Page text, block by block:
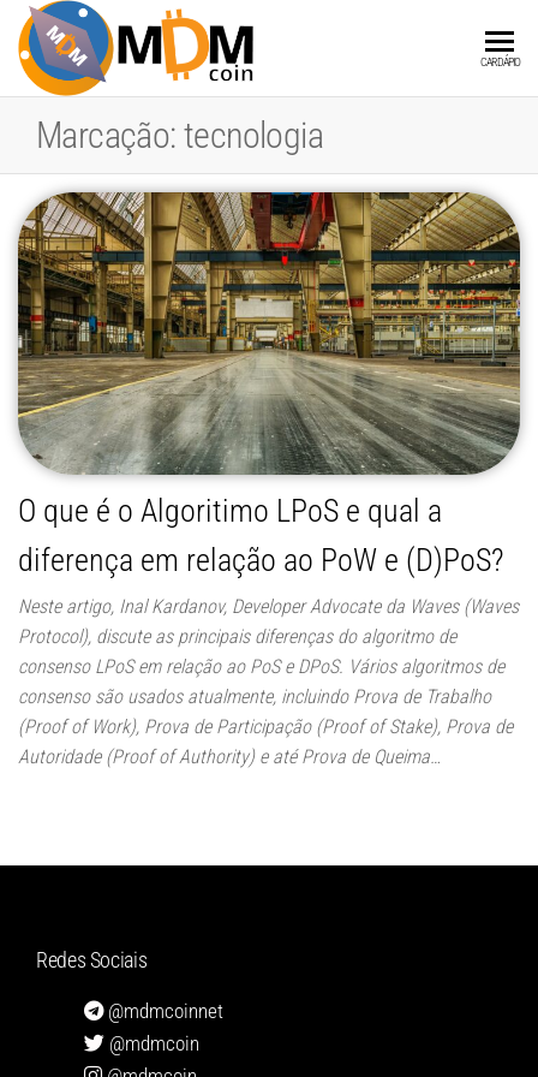
a Produtos
CARDÁPIO
Marcação:tecnologia
O que é o Algoritimo LPoS e qual a
diferença em relação ao PoW e (D)PoS?
Neste artigo, Inal Kardanov, Developer Advocate da Waves (Waves
Protocol), discute as principais diferenças do algoritmo de
consenso LPoS em relação ao PoS e DPoS. Vários algoritmos de
consenso são usados atualmente, incluindo Prova de Trabalho
(Proof of Work), Prova de Participação (Proof of Stake), Prova de
Autoridade (Proof of Authority) e até Prova de Queima…
Redes Sociais
@mdmcoinnet
@mdmcoin